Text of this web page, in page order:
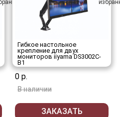
Гибкое настольное
крепление для двух
мониторов iiyama DS3002C-
B1
0 р.
В наличии
ЗАКАЗАТЬ